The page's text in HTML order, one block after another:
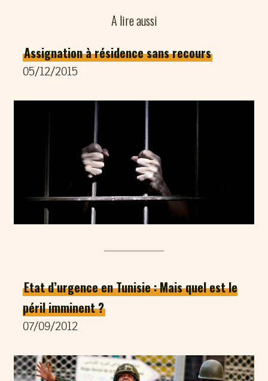
A lire aussi
Assignation à résidence sans recours
05/12/2015
Etat d’urgence en Tunisie : Mais quel est le
péril imminent ?
07/09/2012